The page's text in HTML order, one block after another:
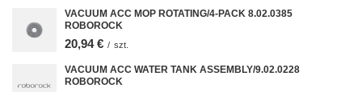
VACUUM ACC MOP ROTATING/4-PACK 8.02.0385
ROBOROCK
20,94 € / szt.
VACUUM ACC WATER TANK ASSEMBLY/9.02.0228
ROBOROCK